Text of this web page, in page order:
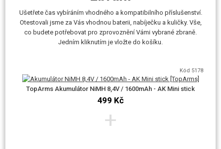
Ušetřete čas vybíráním vhodného a kompatibilního příslušenství.
Otestovali jsme za Vás vhodnou baterii, nabíječku a kuličky. Vše,
co budete potřebovat pro zprovoznění Vámi vybrané zbraně.
Jedním kliknutím je vložte do košíku.
Kód 5178
TopArms Akumulátor NiMH 8,4V / 1600mAh - AK Mini stick
499 Kč
+